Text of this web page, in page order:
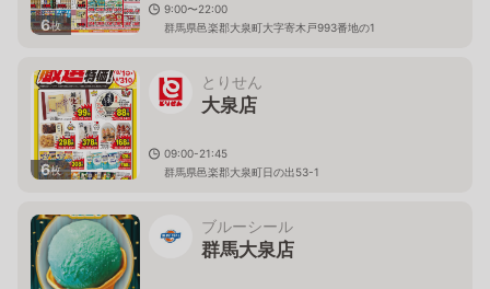
6枚
9:00〜22:00
群馬県邑楽郡大泉町大字寄木戸993番地の1
6枚
とりせん
大泉店
09:00-21:45
群馬県邑楽郡大泉町日の出53-1
ブルーシール
群馬大泉店